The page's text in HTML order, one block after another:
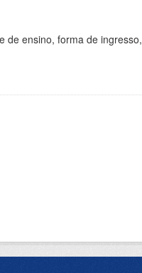
de ensino, forma de ingresso,